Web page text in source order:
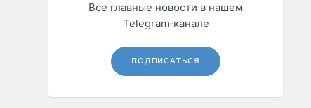
Все главные новости в нашем
Telegram‑канале
ПОДПИСАТЬСЯ